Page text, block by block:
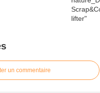
un commentaire